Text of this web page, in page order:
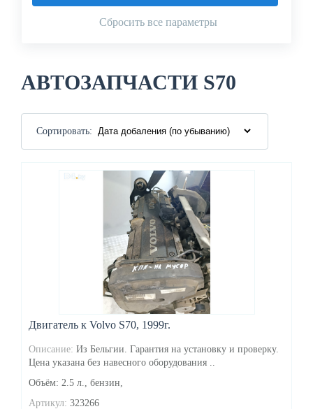
Сбросить все параметры
АВТОЗАПЧАСТИ S70
Сортировать:
Двигатель к Volvo S70, 1999г.
Описание: Из Бельгии. Гарантия на установку и проверку.
Цена указана без навесного оборудования ..
Объём: 2.5 л., бензин,
Артикул: 323266